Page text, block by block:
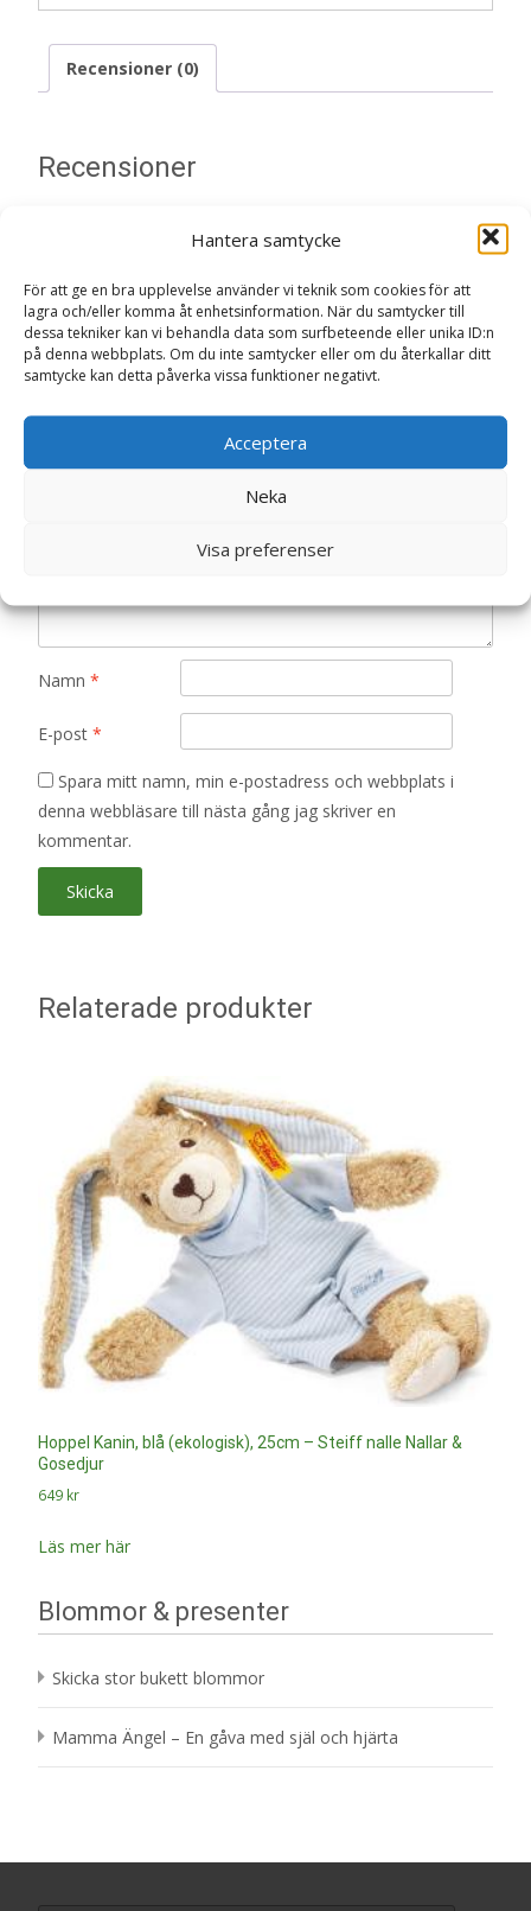
Hantera samtycke
För att ge en bra upplevelse använder vi teknik som cookies för att
lagra och/eller komma åt enhetsinformation. När du samtycker till
dessa tekniker kan vi behandla data som surfbeteende eller unika ID:n
på denna webbplats. Om du inte samtycker eller om du återkallar ditt
samtycke kan detta påverka vissa funktioner negativt.
Acceptera
Neka
Visa preferenser
Recensioner (0)
Recensioner
Det finns inga recensioner än.
Bli först med att recensera ”Beanie Bellies
Miso (Siames) – TY Gosedjur Nallar &
Gosedjur”
Din e-postadress kommer inte publiceras. Obligatoriska fält
Namn *
E-post *
Spara mitt namn, min e-postadress och webbplats i
denna webbläsare till nästa gång jag skriver en
kommentar.
Relaterade produkter
Hoppel Kanin, blå (ekologisk), 25cm – Steiff nalle Nallar &
Gosedjur
649 kr
Läs mer här
Blommor & presenter
Skicka stor bukett blommor
Mamma Ängel – En gåva med själ och hjärta